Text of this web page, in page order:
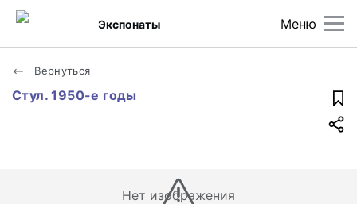
Меню
Экспонаты
Вернуться
Стул. 1950-е годы
Нет изображения